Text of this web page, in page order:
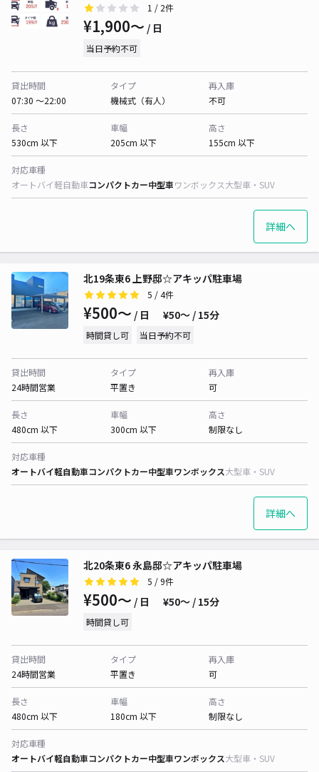
1 / 2件
¥1,900〜 / 日
当日予約不可
貸出時間
07:30 〜22:00
タイプ
機械式（有人）
再入庫
不可
長さ
530cm 以下
車幅
205cm 以下
高さ
155cm 以下
対応車種
オートバイ軽自動車コンパクトカー中型車ワンボックス大型車・SUV
詳細へ
北19条東6 上野邸☆アキッパ駐車場
5 / 4件
¥500〜 / 日 ¥50〜 / 15分
時間貸し可 当日予約不可
貸出時間
24時間営業
タイプ
平置き
再入庫
可
長さ
480cm 以下
車幅
300cm 以下
高さ
制限なし
対応車種
オートバイ軽自動車コンパクトカー中型車ワンボックス大型車・SUV
詳細へ
北20条東6 永島邸☆アキッパ駐車場
5 / 9件
¥500〜 / 日 ¥50〜 / 15分
時間貸し可
貸出時間
24時間営業
タイプ
平置き
再入庫
可
長さ
480cm 以下
車幅
180cm 以下
高さ
制限なし
対応車種
オートバイ軽自動車コンパクトカー中型車ワンボックス大型車・SUV